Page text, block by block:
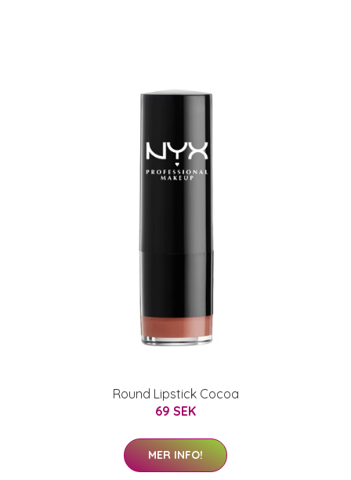
Round Lipstick Cocoa
69 SEK
MER INFO!